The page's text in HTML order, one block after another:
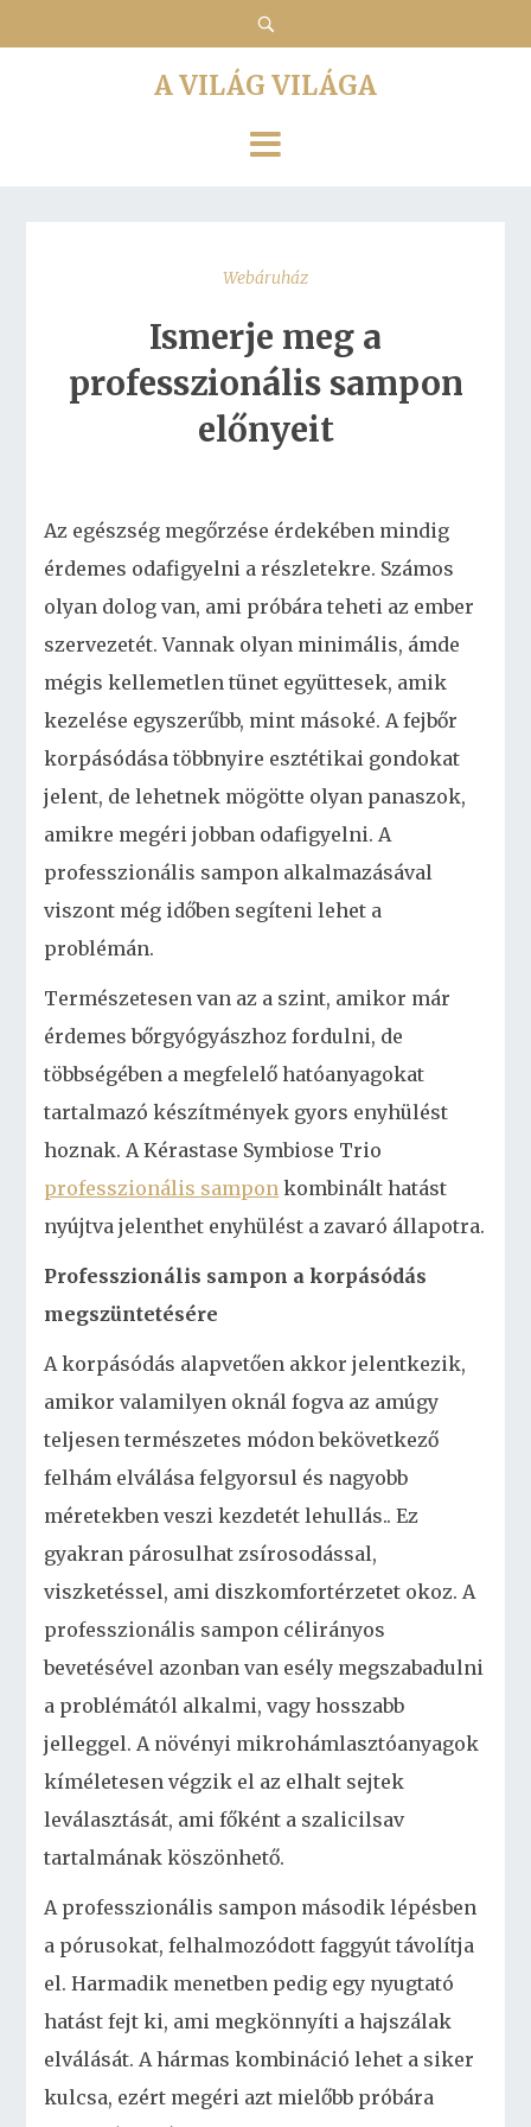
A VILÁG VILÁGA
Webáruház
Ismerje meg a
professzionális sampon
előnyeit
Az egészség megőrzése érdekében mindig
érdemes odafigyelni a részletekre. Számos
olyan dolog van, ami próbára teheti az ember
szervezetét. Vannak olyan minimális, ámde
mégis kellemetlen tünet együttesek, amik
kezelése egyszerűbb, mint másoké. A fejbőr
korpásódása többnyire esztétikai gondokat
jelent, de lehetnek mögötte olyan panaszok,
amikre megéri jobban odafigyelni. A
professzionális sampon alkalmazásával
viszont még időben segíteni lehet a
problémán.
Természetesen van az a szint, amikor már
érdemes bőrgyógyászhoz fordulni, de
többségében a megfelelő hatóanyagokat
tartalmazó készítmények gyors enyhülést
hoznak. A Kérastase Symbiose Trio
professzionális sampon kombinált hatást
nyújtva jelenthet enyhülést a zavaró állapotra.
Professzionális sampon a korpásódás
megszüntetésére
A korpásódás alapvetően akkor jelentkezik,
amikor valamilyen oknál fogva az amúgy
teljesen természetes módon bekövetkező
felhám elválása felgyorsul és nagyobb
méretekben veszi kezdetét lehullás.. Ez
gyakran párosulhat zsírosodással,
viszketéssel, ami diszkomfortérzetet okoz. A
professzionális sampon célirányos
bevetésével azonban van esély megszabadulni
a problémától alkalmi, vagy hosszabb
jelleggel. A növényi mikrohámlasztóanyagok
kíméletesen végzik el az elhalt sejtek
leválasztását, ami főként a szalicilsav
tartalmának köszönhető.
A professzionális sampon második lépésben
a pórusokat, felhalmozódott faggyút távolítja
el. Harmadik menetben pedig egy nyugtató
hatást fejt ki, ami megkönnyíti a hajszálak
elválását. A hármas kombináció lehet a siker
kulcsa, ezért megéri azt mielőbb próbára